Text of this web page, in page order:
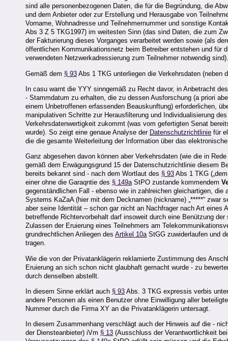
sind alle personenbezogenen Daten, die für die Begründung, die
und dem Anbieter oder zur Erstellung und Herausgabe von
Vorname, Wohnadresse und Teilnehmernummer und sonstige
Abs 3 Z 5 TKG1997) im weitesten Sinn (das sind Daten, die zum
der Fakturierung dieses Vorganges verarbeitet werden sowie (als
öffentlichen Kommunikationsnetz beim Betreiber entstehen und für
verwendeten Netzwerkadressierung zum Teilnehmer notwendig sind).
Gemäß dem § 93 Abs 1 TKG unterliegen die Verkehrsdaten (neben
In casu warnt die YYY sinngemäß zu Recht davor, in Anbetracht
- Stammdatum zu erhalten, die zu dessen Ausforschung (a priori
einem Unbetroffenen erfassenden Beauskunftung) erforderlichen,
manipulativen Schritte zur Herausfilterung und Individualisierung
Verkehrsdatenwertigkeit zukommt (was vom gefertigten Senat
wurde). So zeigt eine genaue Analyse der Datenschutzrichtlinie für
die die gesamte Weiterleitung der Information über das
Ganz abgesehen davon können aber Verkehrsdaten (wie die in
gemäß dem Erwägungsgrund 15 der Datenschutzrichtlinie diesem
bereits bekannt sind - nach dem Wortlaut des § 93 Abs 1 TKG
einer ohne die Garaqntie des § 149aStPO zustande kommendem
gegenständlichen Fall - ebenso wie in zahlreichen gleichartigen,
Systems KaZaA (hier mit dem Decknamen (nickname) „*****“
aber seine Identität – schon gar nicht an Nachfrager nach Art eines
betreffende Richtervorbehalt darf insoweit durch eine Benützung
Zulassen der Eruierung eines Teilnehmers am
grundrechtlichen Anliegen des Artikel 10aStGG zuwiderlaufen und
tragen.
Wie die von der Privatanklägerin reklamierte Zustimmung des
Eruierung an sich schon nicht glaubhaft gemacht wurde - zu
durch denselben abstellt.
In diesem Sinne erklärt auch § 93 Abs. 3 TKG expressis verbis
andere Personen als einen Benutzer ohne Einwilligung aller
Nummer durch die Firma XY an die Privatanklägerin untersagt.
In diesem Zusammenhang verschlägt auch der Hinweis auf die -
der Diensteanbieter) iVm § 13 (Ausschluss der Verantwortlichkeit